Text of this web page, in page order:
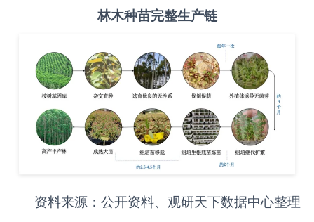
林木种苗完整生产链
资料来源：公开资料、观研天下数据中心整理